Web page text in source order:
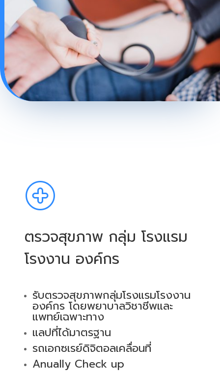
ตรวจสุขภาพ กลุ่ม โรงแรม
โรงงาน องค์กร
รับตรวจสุขภาพกลุ่มโรงแรมโรงงาน
องค์กร โดยพยาบาลวิชาชีพและ
แพทย์เฉพาะทาง
แลปที่ได้มาตรฐาน
รถเอกซเรย์ดิจิตอลเคลื่อนที่
Anually Check up